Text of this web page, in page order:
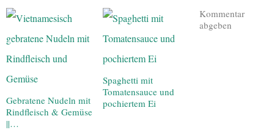
Gebratene Nudeln mit
Rindfleisch & Gemüse
||…
Spaghetti mit
Tomatensauce und
pochiertem Ei
Kommentar
abgeben